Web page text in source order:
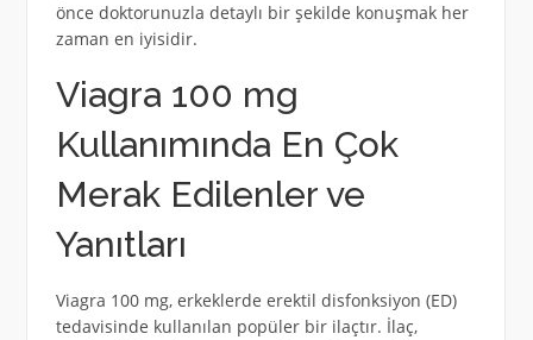
önce doktorunuzla detaylı bir şekilde konuşmak her
zaman en iyisidir.
Viagra 100 mg
Kullanımında En Çok
Merak Edilenler ve
Yanıtları
Viagra 100 mg, erkeklerde erektil disfonksiyon (ED)
tedavisinde kullanılan popüler bir ilaçtır. İlaç,